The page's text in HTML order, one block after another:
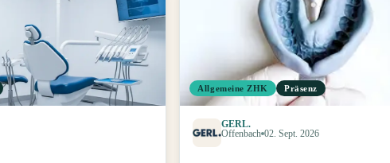
Allgemeine ZHK Präsenz
GERL.
Offenbach 02. Sept. 2026